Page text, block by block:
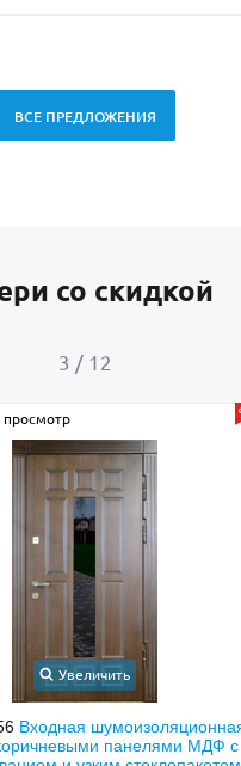
ВСЕ ПРЕДЛОЖЕНИЯ
со скидкой
4 / 12
просмотр
Увеличить
ММ278Металлическая
техническая дверь